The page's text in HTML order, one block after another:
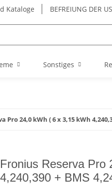
Kataloge BEFREIUNG DER
Sonstiges
Pro 24,0 kWh ( 6 x 3,15 kWh
Fronius Reserva Pro
4,240,390 + BMS